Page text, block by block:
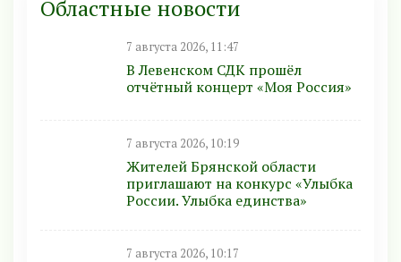
Областные новости
7 августа 2026, 11:47
В Левенском СДК прошёл
отчётный концерт «Моя Россия»
7 августа 2026, 10:19
Жителей Брянской области
приглашают на конкурс «Улыбка
России. Улыбка единства»
7 августа 2026, 10:17